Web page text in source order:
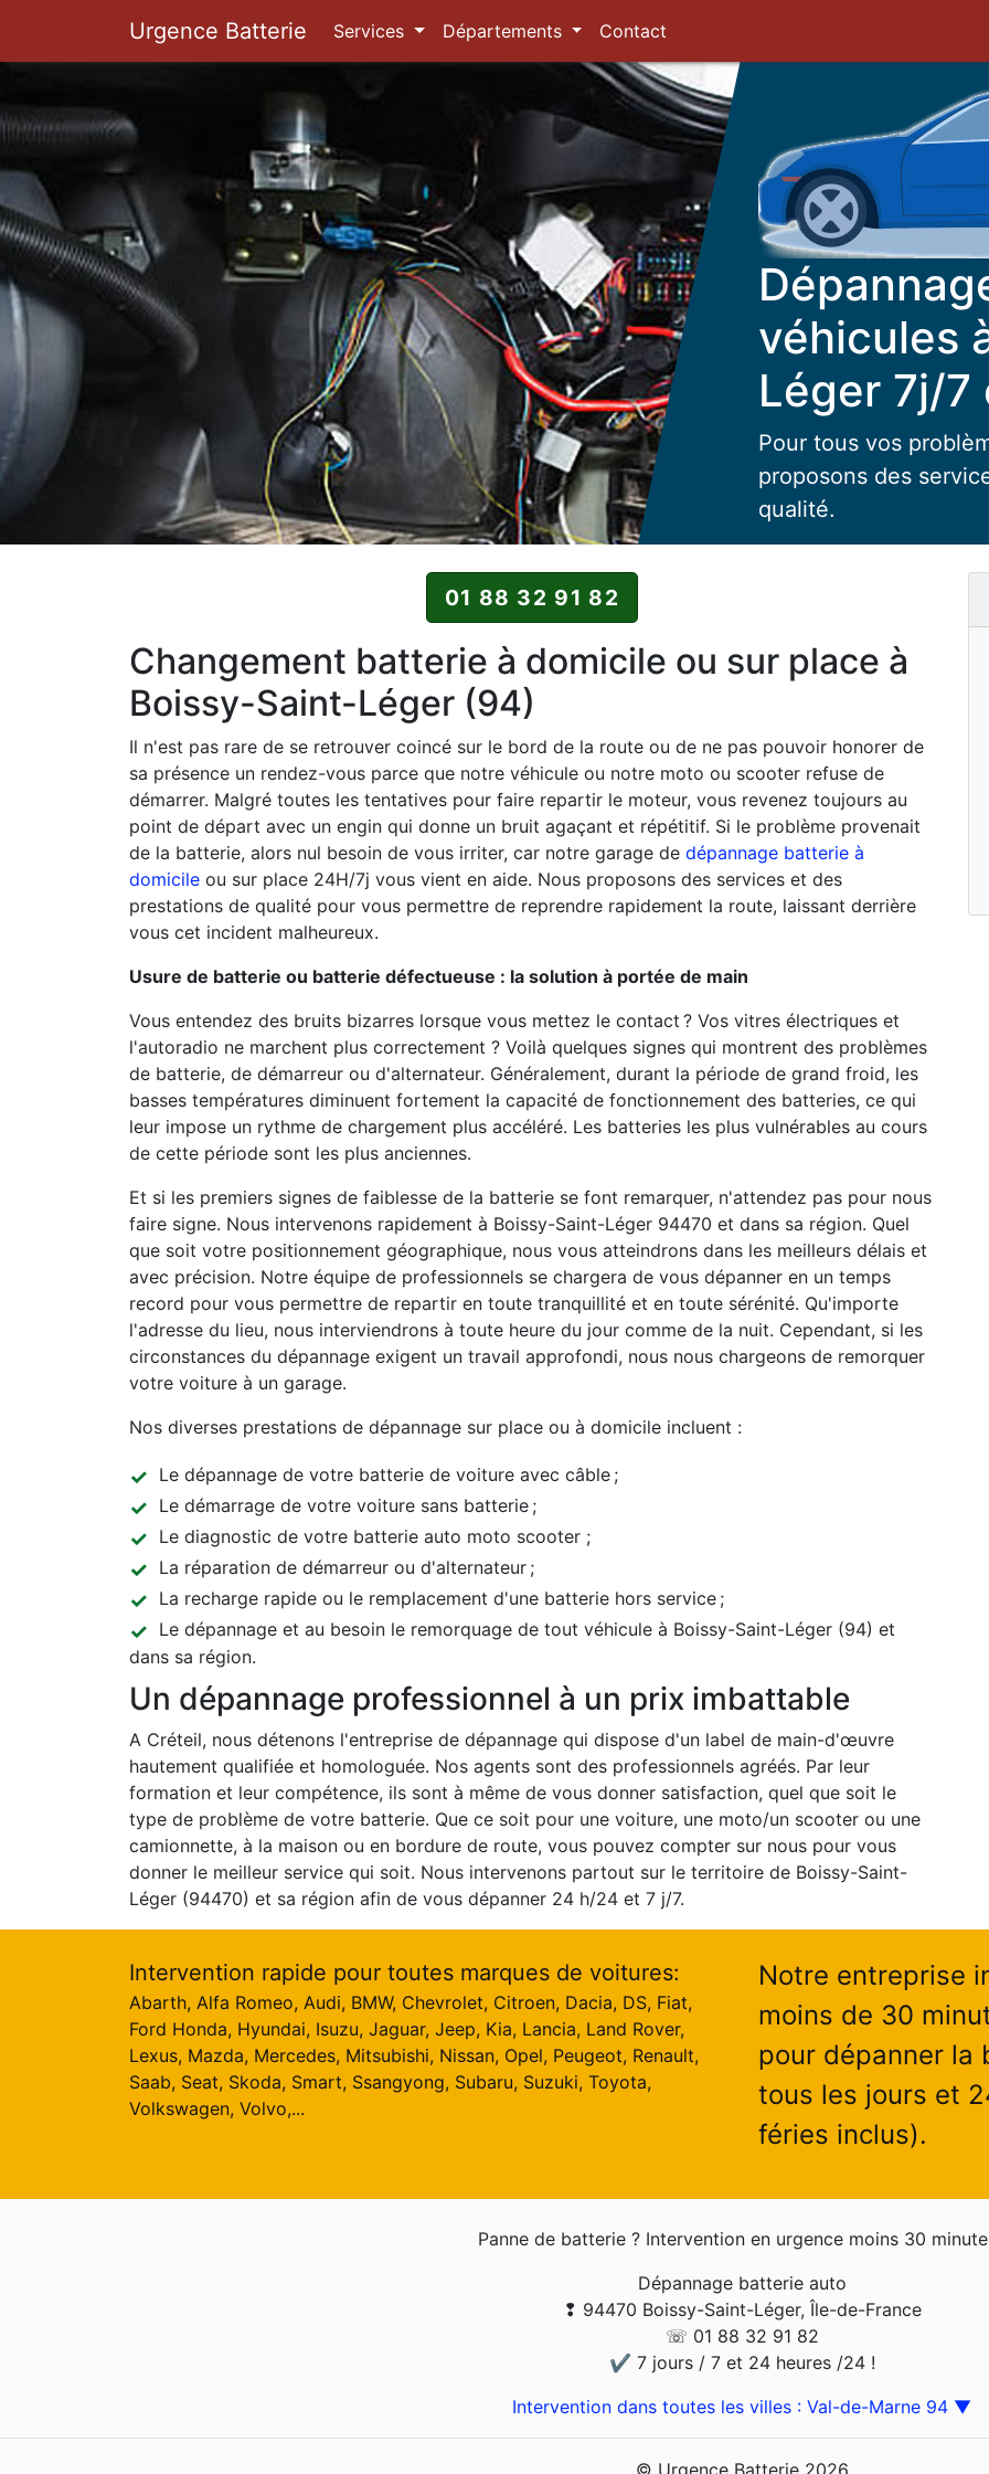
Urgence Batterie Services Départements Contact
véhicules
Léger 7j/
Pour tous vos
proposons des
qualité.
01 88 32 91 82
Changement batterie à domicile ou sur place à
Boissy-Saint-Léger (94)
Il n'est pas rare de se retrouver coincé sur le bord de la route ou de ne pas pouvoir honorer de
sa présence un rendez-vous parce que notre véhicule ou notre moto ou scooter refuse de
démarrer. Malgré toutes les tentatives pour faire repartir le moteur, vous revenez toujours au
point de départ avec un engin qui donne un bruit agaçant et répétitif. Si le problème provenait
de la batterie, alors nul besoin de vous irriter, car notre garage de dépannage batterie à
domicile ou sur place 24H/7j vous vient en aide. Nous proposons des services et des
prestations de qualité pour vous permettre de reprendre rapidement la route, laissant derrière
vous cet incident malheureux.
Usure de batterie ou batterie défectueuse : la solution à portée de main
Vous entendez des bruits bizarres lorsque vous mettez le contact ? Vos vitres électriques et
l'autoradio ne marchent plus correctement ? Voilà quelques signes qui montrent des problèmes
de batterie, de démarreur ou d'alternateur. Généralement, durant la période de grand froid, les
basses températures diminuent fortement la capacité de fonctionnement des batteries, ce qui
leur impose un rythme de chargement plus accéléré. Les batteries les plus vulnérables au cours
de cette période sont les plus anciennes.
Et si les premiers signes de faiblesse de la batterie se font remarquer, n'attendez pas pour nous
faire signe. Nous intervenons rapidement à Boissy-Saint-Léger 94470 et dans sa région. Quel
que soit votre positionnement géographique, nous vous atteindrons dans les meilleurs délais et
avec précision. Notre équipe de professionnels se chargera de vous dépanner en un temps
record pour vous permettre de repartir en toute tranquillité et en toute sérénité. Qu'importe
l'adresse du lieu, nous interviendrons à toute heure du jour comme de la nuit. Cependant, si les
circonstances du dépannage exigent un travail approfondi, nous nous chargeons de remorquer
votre voiture à un garage.
Nos diverses prestations de dépannage sur place ou à domicile incluent :
Le dépannage de votre batterie de voiture avec câble ;
Le démarrage de votre voiture sans batterie ;
Le diagnostic de votre batterie auto moto scooter ;
La réparation de démarreur ou d'alternateur ;
La recharge rapide ou le remplacement d'une batterie hors service ;
Le dépannage et au besoin le remorquage de tout véhicule à Boissy-Saint-Léger (94) et
dans sa région.
Un dépannage professionnel à un prix imbattable
A Créteil, nous détenons l'entreprise de dépannage qui dispose d'un label de main-d'œuvre
hautement qualifiée et homologuée. Nos agents sont des professionnels agréés. Par leur
formation et leur compétence, ils sont à même de vous donner satisfaction, quel que soit le
type de problème de votre batterie. Que ce soit pour une voiture, une moto/un scooter ou une
camionnette, à la maison ou en bordure de route, vous pouvez compter sur nous pour vous
donner le meilleur service qui soit. Nous intervenons partout sur le territoire de Boissy-Saint-
Léger (94470) et sa région afin de vous dépanner 24 h/24 et 7 j/7.
Intervention rapide pour toutes marques de voitures:
Abarth, Alfa Romeo, Audi, BMW, Chevrolet, Citroen, Dacia, DS, Fiat,
Ford Honda, Hyundai, Isuzu, Jaguar, Jeep, Kia, Lancia, Land Rover,
Lexus, Mazda, Mercedes, Mitsubishi, Nissan, Opel, Peugeot, Renault,
Saab, Seat, Skoda, Smart, Ssangyong, Subaru, Suzuki, Toyota,
Volkswagen, Volvo,...
Notre entreprise
moins de 30
pour dépanner la
tous les jours et
féries inclus).
Panne de batterie ? Intervention en urgence moins 30
Dépannage batterie auto
❢ 94470 Boissy-Saint-Léger, Île-de-France
☏ 01 88 32 91 82
✔ 7 jours / 7 et 24 heures /24 !
Intervention dans toutes les villes : Val-de-Marne 94 ▼
© Urgence Batterie 2026